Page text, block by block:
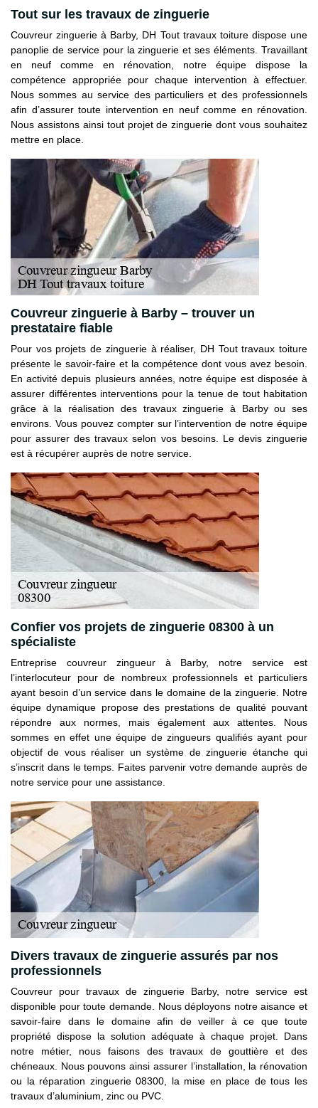
Tout sur les travaux de zinguerie
Couvreur zinguerie à Barby, DH Tout travaux toiture dispose une
panoplie de service pour la zinguerie et ses éléments. Travaillant
en neuf comme en rénovation, notre équipe dispose la
compétence appropriée pour chaque intervention à effectuer.
Nous sommes au service des particuliers et des professionnels
afin d’assurer toute intervention en neuf comme en rénovation.
Nous assistons ainsi tout projet de zinguerie dont vous souhaitez
mettre en place.
Couvreur zinguerie à Barby – trouver un
prestataire fiable
Pour vos projets de zinguerie à réaliser, DH Tout travaux toiture
présente le savoir-faire et la compétence dont vous avez besoin.
En activité depuis plusieurs années, notre équipe est disposée à
assurer différentes interventions pour la tenue de tout habitation
grâce à la réalisation des travaux zinguerie à Barby ou ses
environs. Vous pouvez compter sur l’intervention de notre équipe
pour assurer des travaux selon vos besoins. Le devis zinguerie
est à récupérer auprès de notre service.
Confier vos projets de zinguerie 08300 à un
spécialiste
Entreprise couvreur zingueur à Barby, notre service est
l’interlocuteur pour de nombreux professionnels et particuliers
ayant besoin d’un service dans le domaine de la zinguerie. Notre
équipe dynamique propose des prestations de qualité pouvant
répondre aux normes, mais également aux attentes. Nous
sommes en effet une équipe de zingueurs qualifiés ayant pour
objectif de vous réaliser un système de zinguerie étanche qui
s’inscrit dans le temps. Faites parvenir votre demande auprès de
notre service pour une assistance.
Divers travaux de zinguerie assurés par nos
professionnels
Couvreur pour travaux de zinguerie Barby, notre service est
disponible pour toute demande. Nous déployons notre aisance et
savoir-faire dans le domaine afin de veiller à ce que toute
propriété dispose la solution adéquate à chaque projet. Dans
notre métier, nous faisons des travaux de gouttière et des
chéneaux. Nous pouvons ainsi assurer l’installation, la rénovation
ou la réparation zinguerie 08300, la mise en place de tous les
travaux d’aluminium, zinc ou PVC.